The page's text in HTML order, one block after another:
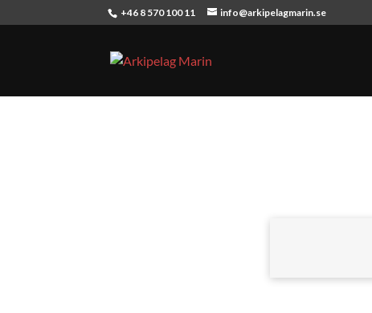
+46 8 570 100 11 info@arkipelagmarin.se